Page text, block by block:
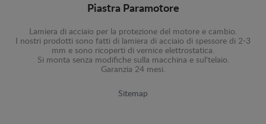
Piastra Paramotore
Lamiera di acciaio per la protezione del motore e cambio.
I nostri prodotti sono fatti di lamiera di acciaio di spessore di 2-3
mm e sono ricoperti di vernice elettrostatica.
Si monta senza modifiche sulla macchina e sul'telaio.
Garanzia 24 mesi.
Sitemap